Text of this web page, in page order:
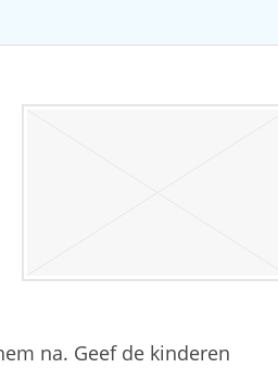
na. Geef de kinderen